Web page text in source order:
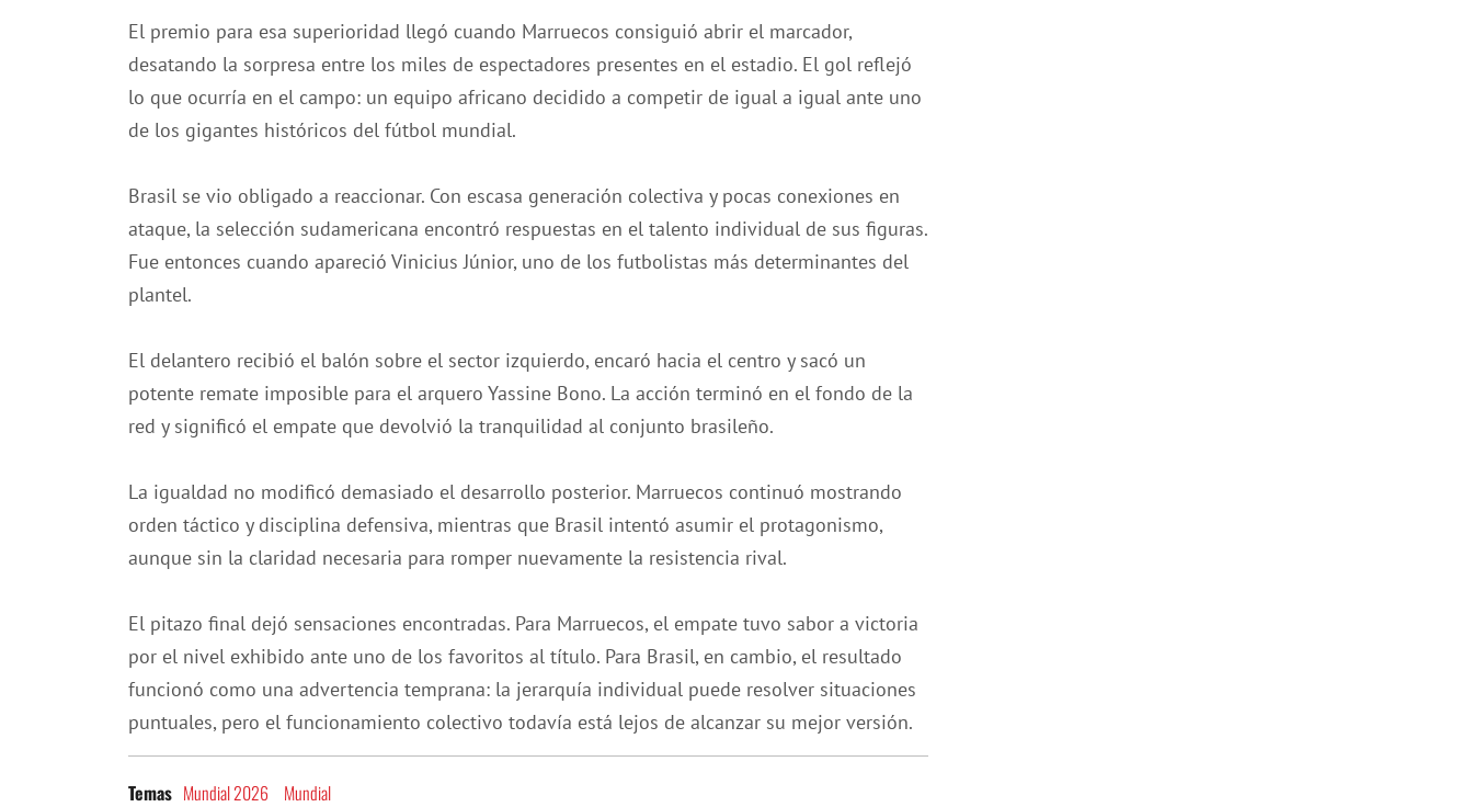
El premio para esa superioridad llegó cuando Marruecos consiguió abrir el marcador,
desatando la sorpresa entre los miles de espectadores presentes en el estadio. El gol reflejó
lo que ocurría en el campo: un equipo africano decidido a competir de igual a igual ante uno
de los gigantes históricos del fútbol mundial.
Brasil se vio obligado a reaccionar. Con escasa generación colectiva y pocas conexiones en
ataque, la selección sudamericana encontró respuestas en el talento individual de sus figuras.
Fue entonces cuando apareció Vinicius Júnior, uno de los futbolistas más determinantes del
plantel.
El delantero recibió el balón sobre el sector izquierdo, encaró hacia el centro y sacó un
potente remate imposible para el arquero Yassine Bono. La acción terminó en el fondo de la
red y significó el empate que devolvió la tranquilidad al conjunto brasileño.
La igualdad no modificó demasiado el desarrollo posterior. Marruecos continuó mostrando
orden táctico y disciplina defensiva, mientras que Brasil intentó asumir el protagonismo,
aunque sin la claridad necesaria para romper nuevamente la resistencia rival.
El pitazo final dejó sensaciones encontradas. Para Marruecos, el empate tuvo sabor a victoria
por el nivel exhibido ante uno de los favoritos al título. Para Brasil, en cambio, el resultado
funcionó como una advertencia temprana: la jerarquía individual puede resolver situaciones
puntuales, pero el funcionamiento colectivo todavía está lejos de alcanzar su mejor versión.
Temas Mundial 2026 Mundial